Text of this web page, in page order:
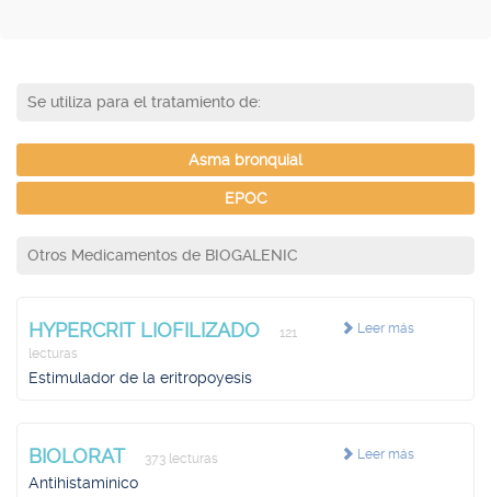
Se utiliza para el tratamiento de:
Asma bronquial
EPOC
Otros Medicamentos de BIOGALENIC
Leer más
HYPERCRIT LIOFILIZADO
121
lecturas
Estimulador de la eritropoyesis
Leer más
BIOLORAT 373 lecturas
Antihistamínico